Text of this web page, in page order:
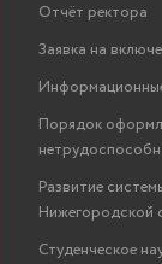
Отчёт ректора
Заявка на
Порядок
Развитие
Нижегородской
Студенческое